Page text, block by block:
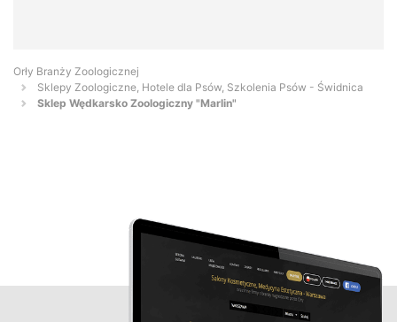
Orły Branży Zoologicznej
Sklepy Zoologiczne, Hotele dla Psów, Szkolenia Psów - Świdnica
Sklep Wędkarsko Zoologiczny "Marlin"